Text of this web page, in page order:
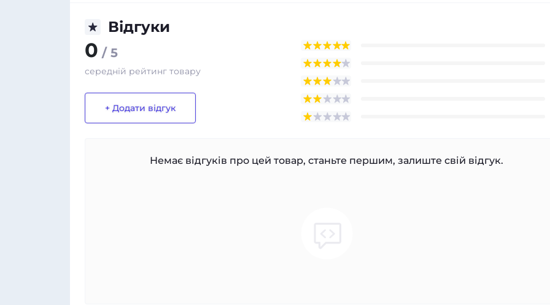
Відгуки
0 / 5
середній рейтинг товару
+ Додати відгук
Немає відгуків про цей товар, станьте першим, залиште свій відгук.